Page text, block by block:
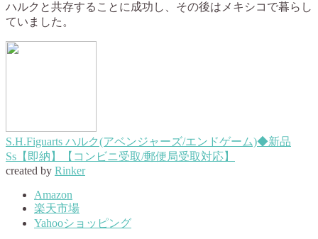
ハルクと共存することに成功し、その後はメキシコで暮らし
ていました。
S.H.Figuarts ハルク(アベンジャーズ/エンドゲーム)◆新品
Ss【即納】【コンビニ受取/郵便局受取対応】
created by Rinker
Amazon
楽天市場
Yahooショッピング